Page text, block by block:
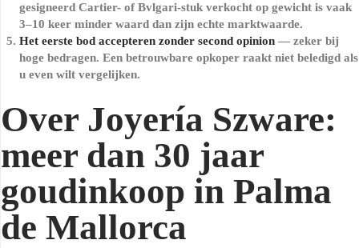
gesigneerd Cartier- of Bvlgari-stuk verkocht op gewicht is vaak
3–10 keer minder waard dan zijn echte marktwaarde.
Het eerste bod accepteren zonder second opinion— zeker bij
hoge bedragen. Een betrouwbare opkoper raakt niet beledigd als
u even wilt vergelijken.
Over Joyería Szware:
meer dan 30 jaar
goudinkoop in Palma
de Mallorca